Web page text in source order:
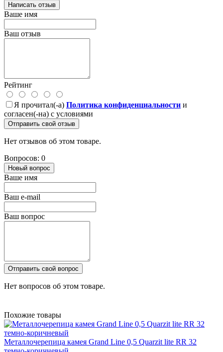
Написать отзыв
Ваше имя
Ваш отзыв
Рейтинг
Я прочитал(-а) Политика конфиденциальности и
согласен(-на) с условиями
Отправить свой отзыв
Нет отзывов об этом товаре.
Вопросов: 0
Новый вопрос
Ваше имя
Ваш e-mail
Ваш вопрос
Отправить свой вопрос
Нет вопросов об этом товаре.
Похожие товары
Металлочерепица камея Grand Line 0,5 Quarzit lite RR 32